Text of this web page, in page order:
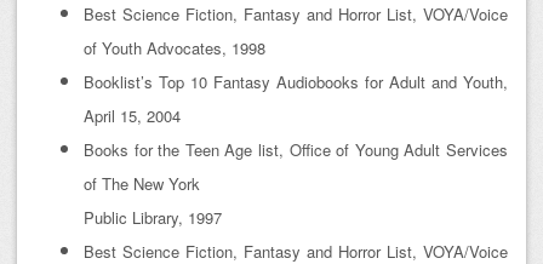
Best Science Fiction, Fantasy and Horror List, VOYA/Voice
of Youth Advocates, 1998
Booklist’s Top 10 Fantasy Audiobooks for Adult and Youth,
April 15, 2004
Books for the Teen Age list, Office of Young Adult Services
of The New York
Public Library, 1997
Best Science Fiction, Fantasy and Horror List, VOYA/Voice